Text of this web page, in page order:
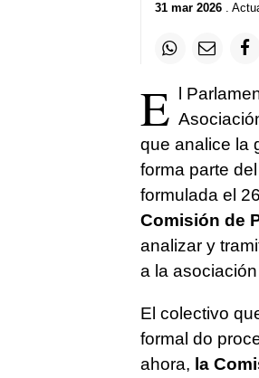
31 mar 2026.
E l
que analice la
forma parte
formulada el
Comisión de
analizar y
a la
El colectivo
formal do
ahora, la